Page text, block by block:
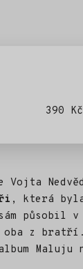
390 Kč
Vojta
, která
působil v
z
Maluju